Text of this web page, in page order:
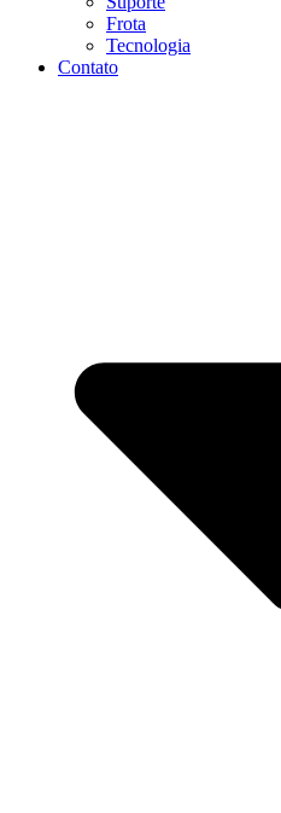
Frota
Tecnologia
Contato